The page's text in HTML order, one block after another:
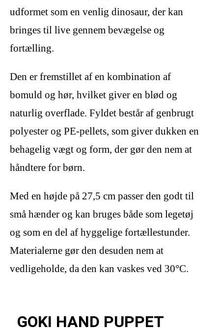
udformet som en venlig dinosaur, der kan
bringes til live gennem bevægelse og
fortælling.
Den er fremstillet af en kombination af
bomuld og hør, hvilket giver en blød og
naturlig overflade. Fyldet består af genbrugt
polyester og PE-pellets, som giver dukken en
behagelig vægt og form, der gør den nem at
håndtere for børn.
Med en højde på 27,5 cm passer den godt til
små hænder og kan bruges både som legetøj
og som en del af hyggelige fortællestunder.
Materialerne gør den desuden nem at
vedligeholde, da den kan vaskes ved 30°C.
GOKI HAND PUPPET